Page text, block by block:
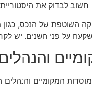
חשוב לבדוק את
השוטפת של הנכס, כגון
על פני השנים.
והנהלים
המקומיים והנהלים